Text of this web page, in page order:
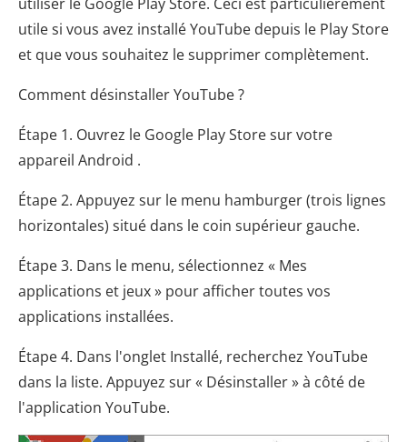
utile si vous avez installé YouTube depuis le Play Store
et que vous souhaitez le supprimer complètement.
Comment désinstaller YouTube ?
Étape 1. Ouvrez le Google Play Store sur votre
appareil Android .
Étape 2. Appuyez sur le menu hamburger (trois lignes
horizontales) situé dans le coin supérieur gauche.
Étape 3. Dans le menu, sélectionnez « Mes
applications et jeux » pour afficher toutes vos
applications installées.
Étape 4. Dans l'onglet Installé, recherchez YouTube
dans la liste. Appuyez sur « Désinstaller » à côté de
l'application YouTube.